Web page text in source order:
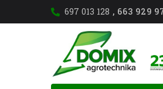
697 013 128 , 663 929